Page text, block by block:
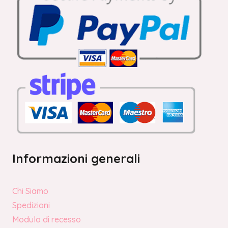
Informazioni generali
Chi Siamo
Spedizioni
Modulo di recesso